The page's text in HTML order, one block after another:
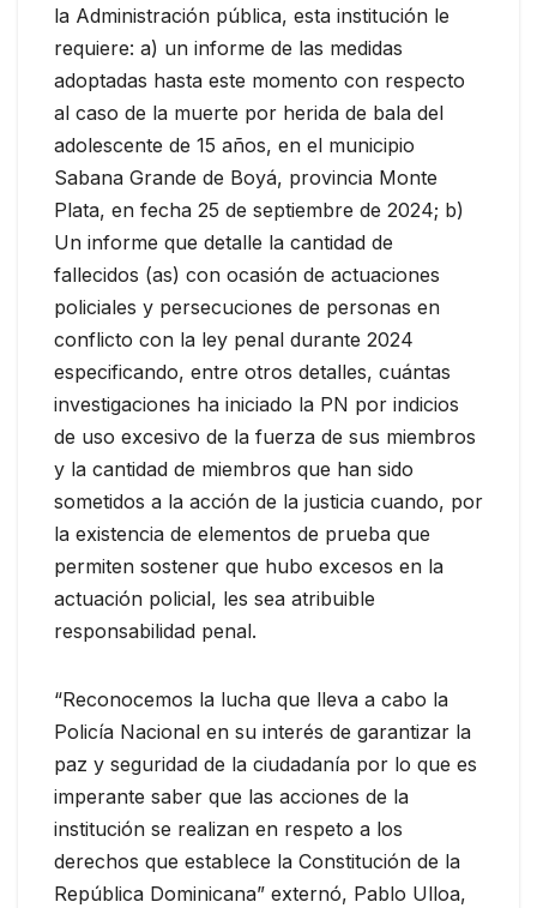
la Administración pública, esta institución le
requiere: a) un informe de las medidas
adoptadas hasta este momento con respecto
al caso de la muerte por herida de bala del
adolescente de 15 años, en el municipio
Sabana Grande de Boyá, provincia Monte
Plata, en fecha 25 de septiembre de 2024; b)
Un informe que detalle la cantidad de
fallecidos (as) con ocasión de actuaciones
policiales y persecuciones de personas en
conflicto con la ley penal durante 2024
especificando, entre otros detalles, cuántas
investigaciones ha iniciado la PN por indicios
de uso excesivo de la fuerza de sus miembros
y la cantidad de miembros que han sido
sometidos a la acción de la justicia cuando, por
la existencia de elementos de prueba que
permiten sostener que hubo excesos en la
actuación policial, les sea atribuible
responsabilidad penal.
“Reconocemos la lucha que lleva a cabo la
Policía Nacional en su interés de garantizar la
paz y seguridad de la ciudadanía por lo que es
imperante saber que las acciones de la
institución se realizan en respeto a los
derechos que establece la Constitución de la
República Dominicana” externó, Pablo Ulloa,